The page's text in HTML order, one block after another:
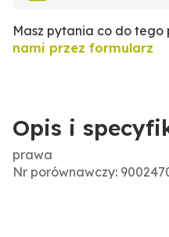
Masz pytania co do tego
nami przez formularz
Opis i
prawa
Nr porównawczy: